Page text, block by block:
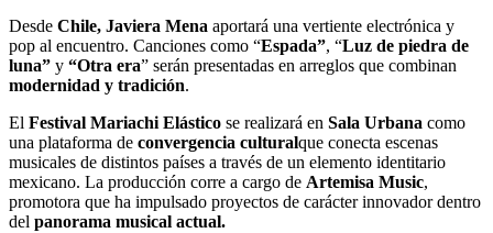
Desde Chile, Javiera Mena aportará una vertiente electrónica y
pop al encuentro. Canciones como “Espada”, “Luz de piedra de
luna” y “Otra era” serán presentadas en arreglos que combinan
modernidad y tradición.
El Festival Mariachi Elástico se realizará en Sala Urbana como
una plataforma de convergencia culturalque conecta escenas
musicales de distintos países a través de un elemento identitario
mexicano. La producción corre a cargo de Artemisa Music,
promotora que ha impulsado proyectos de carácter innovador dentro
del panorama musical actual.